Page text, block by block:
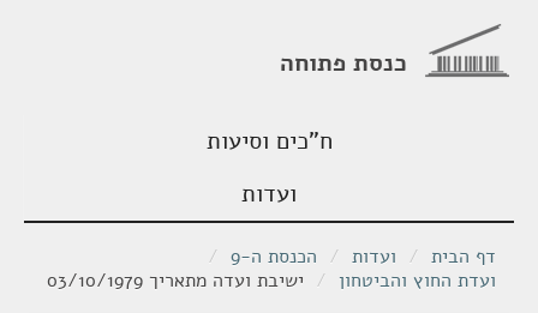
כנסת פתוחה
ח"כים וסיעות
ועדות
דף הבית / ועדות / הכנסת ה-9
/
ועדת החוץ והביטחון / ישיבת ועדה מתאריך 03/10/1979